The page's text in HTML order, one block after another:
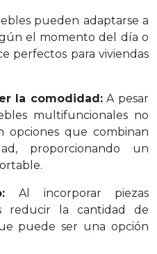
pueden adaptarse a
el momento del día o
perfectos para viviendas
la comodidad:A pesar
multifuncionales no
opciones que combinan
proporcionando un
Al incorporar piezas
reducir la cantidad de
puede ser una opción